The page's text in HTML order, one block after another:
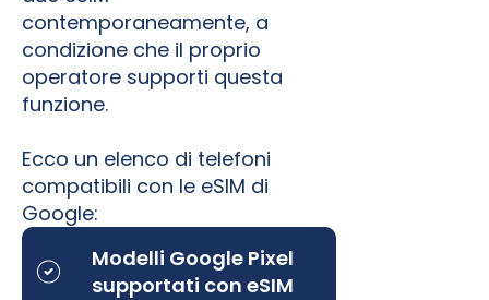
contemporaneamente, a
condizione che il proprio
operatore supporti questa
funzione.
Ecco un elenco di telefoni
compatibili con le eSIM di
Google:
Modelli Google Pixel
supportati con eSIM